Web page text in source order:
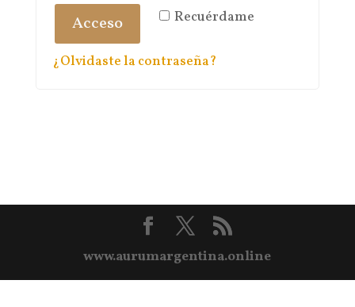
Recuérdame
Acceso
¿Olvidaste la contraseña?
www.aurumargentina.online